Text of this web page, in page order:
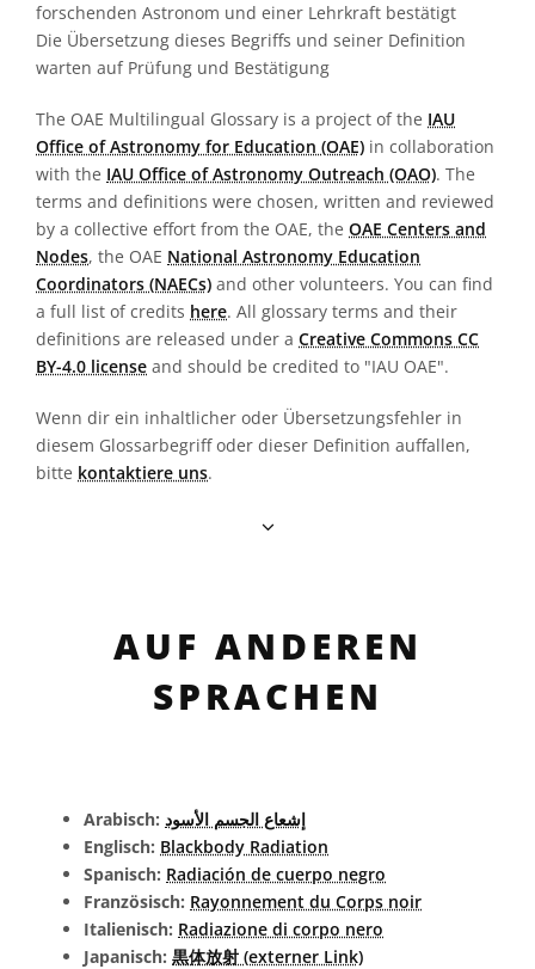
forschenden Astronom und einer Lehrkraft bestätigt
Die Übersetzung dieses Begriffs und seiner Definition
warten auf Prüfung und Bestätigung
The OAE Multilingual Glossary is a project of the IAU
Office of Astronomy for Education (OAE) in collaboration
with the IAU Office of Astronomy Outreach (OAO). The
terms and definitions were chosen, written and reviewed
by a collective effort from the OAE, the OAE Centers and
Nodes, the OAE National Astronomy Education
Coordinators (NAECs) and other volunteers. You can find
a full list of credits here. All glossary terms and their
definitions are released under a Creative Commons CC
BY-4.0 license and should be credited to "IAU OAE".
Wenn dir ein inhaltlicher oder Übersetzungsfehler in
diesem Glossarbegriff oder dieser Definition auffallen,
bitte kontaktiere uns.
AUF ANDEREN
SPRACHEN
Arabisch: إشعاع الجسم الأسود
Englisch: Blackbody Radiation
Spanisch: Radiación de cuerpo negro
Französisch: Rayonnement du Corps noir
Italienisch: Radiazione di corpo nero
Japanisch: 黒体放射 (externer Link)